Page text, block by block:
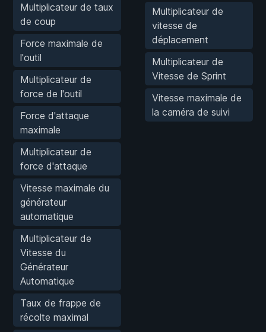
Multiplicateur de taux
de coup
Force maximale de
l'outil
Multiplicateur de
force de l'outil
Force d'attaque
maximale
Multiplicateur de
force d'attaque
Vitesse maximale du
générateur
automatique
Multiplicateur de
Vitesse du
Générateur
Automatique
Taux de frappe de
récolte maximal
Multiplicateur de
vitesse de
déplacement
Multiplicateur de
Vitesse de Sprint
Vitesse maximale de
la caméra de suivi